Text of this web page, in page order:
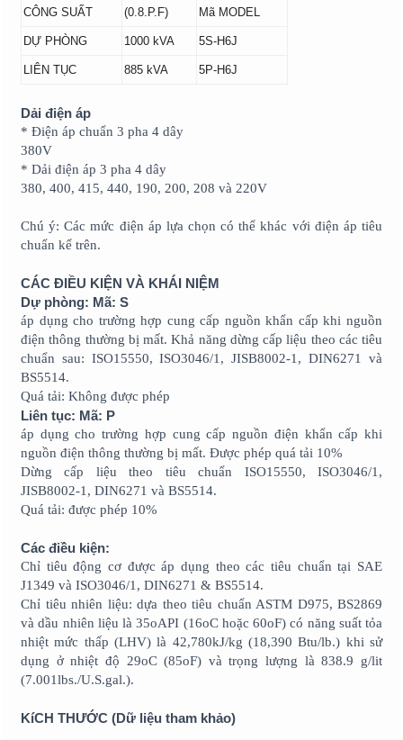
CÔNG SUẤT (0.8.P.F) Mã MODEL
DỰ PHÒNG 1000 kVA 5S-H6J
LIÊN TỤC 885 kVA 5P-H6J
Dải điện áp
* Điện áp chuẩn 3 pha 4 dây
380V
* Dải điện áp 3 pha 4 dây
380, 400, 415, 440, 190, 200, 208 và 220V
Chú ý: Các mức điện áp lựa chọn có thể khác với điện áp tiêu
chuẩn kể trên.
CÁC ĐIỀU KIỆN VÀ KHÁI NIỆM
Dự phòng: Mã: S
áp dụng cho trường hợp cung cấp nguồn khẩn cấp khi nguồn
điện thông thường bị mất. Khả năng dừng cấp liệu theo các tiêu
chuẩn sau: ISO15550, ISO3046/1, JISB8002-1, DIN6271 và
BS5514.
Quá tải: Không được phép
Liên tục: Mã: P
áp dụng cho trường hợp cung cấp nguồn điện khẩn cấp khi
nguồn điện thông thường bị mất. Được phép quá tải 10%
Dừng cấp liệu theo tiêu chuẩn ISO15550, ISO3046/1,
JISB8002-1, DIN6271 và BS5514.
Quá tải: được phép 10%
Các điều kiện:
Chỉ tiêu động cơ được áp dụng theo các tiêu chuẩn tại SAE
J1349 và ISO3046/1, DIN6271 & BS5514.
Chỉ tiêu nhiên liệu: dựa theo tiêu chuẩn ASTM D975, BS2869
và dầu nhiên liệu là 35oAPI (16oC hoặc 60oF) có năng suất tỏa
nhiệt mức thấp (LHV) là 42,780kJ/kg (18,390 Btu/lb.) khi sử
dụng ở nhiệt độ 29oC (85oF) và trọng lượng là 838.9 g/lit
(7.001lbs./U.S.gal.).
KíCH THƯỚC (Dữ liệu tham khảo)